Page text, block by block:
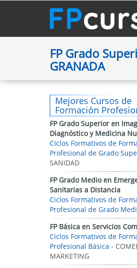
FP Grado
GRANADA
Mejores Cursos de
Formación
FP Grado Superior en
Diagnóstico y Medicina
Ciclos Formativos de
Profesional de Grado
SANIDAD
FP Grado Medio en
Sanitarias a Distancia
Ciclos Formativos de
Profesional de Grado
FP Básica en Servicios
Ciclos Formativos de
Profesional Básica -
MARKETING